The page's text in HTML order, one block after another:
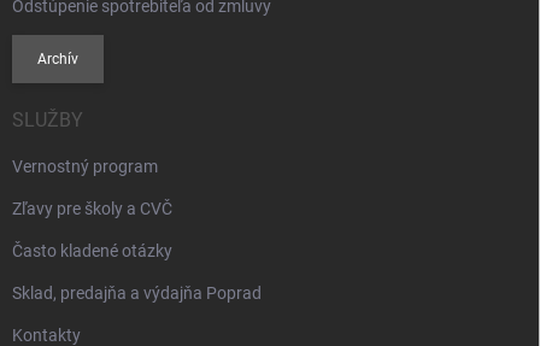
Odstúpenie spotrebiteľa od zmluvy
Archív
SLUŽBY
Vernostný program
Zľavy pre školy a CVČ
Často kladené otázky
Sklad, predajňa a výdajňa Poprad
Kontakty